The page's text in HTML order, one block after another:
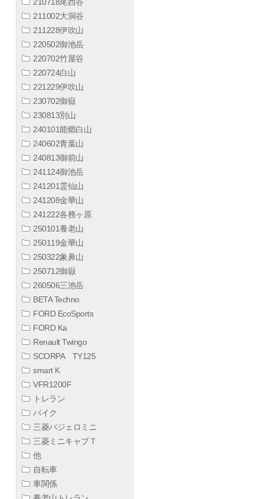
211002大洞谷
211228伊吹山
220502御池岳
220702竹屋谷
220724白山
221229伊吹山
230702御嶽
230813別山
240101能郷白山
240602青葉山
240813御前山
241124御池岳
241201霊仙山
241208金華山
241222各務ヶ原
250101養老山
250119金華山
250322象鼻山
250712御嶽
260506三池岳
BETA Techno
FORD EcoSports
FORD Ka
Renault Twingo
SCORPA TY125
smart K
VFR1200F
トレラン
バイク
三菱パジェロミニ
三菱ミニキャブＴ
他
自転車
車関係